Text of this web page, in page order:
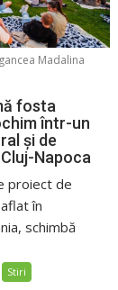
Madalina
fosta
într-un
și de
Napoca
proiect de
în
schimbă
Stiri